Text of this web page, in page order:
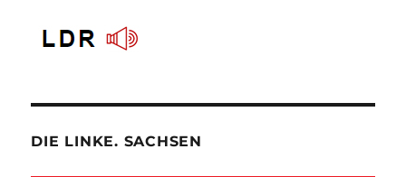
DIE LINKE. SACHSEN